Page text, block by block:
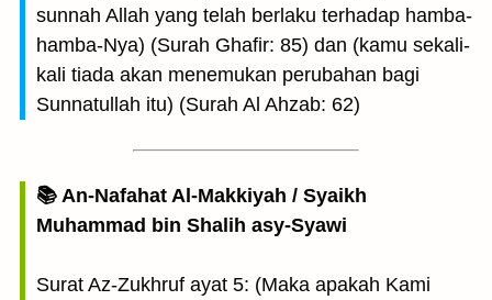
sunnah Allah yang telah berlaku terhadap hamba-
hamba-Nya) (Surah Ghafir: 85) dan (kamu sekali-
kali tiada akan menemukan perubahan bagi
Sunnatullah itu) (Surah Al Ahzab: 62)
📚 An-Nafahat Al-Makkiyah / Syaikh
Muhammad bin Shalih asy-Syawi
Surat Az-Zukhruf ayat 5: (Maka apakah Kami